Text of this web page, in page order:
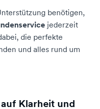
benötigen,
jederzeit
die perfekte
und alles rund um
Klarheit und